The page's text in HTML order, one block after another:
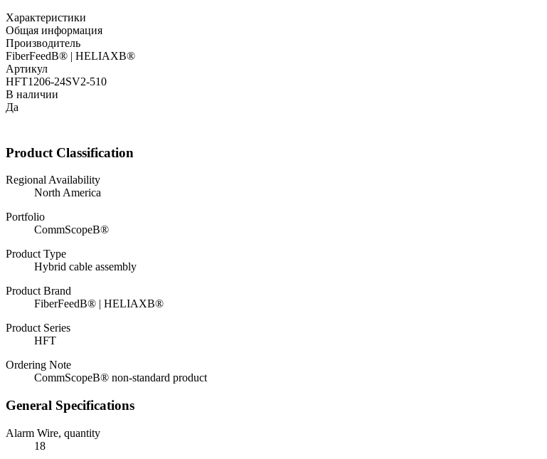
Характеристики
Общая информация
Производитель
FiberFeedВ® | HELIAXВ®
Артикул
HFT1206-24SV2-510
В наличии
Да
Product Classification
Regional Availability
North America
Portfolio
CommScopeВ®
Product Type
Hybrid cable assembly
Product Brand
FiberFeedВ® | HELIAXВ®
Product Series
HFT
Ordering Note
CommScopeВ® non-standard product
General Specifications
Alarm Wire, quantity
18